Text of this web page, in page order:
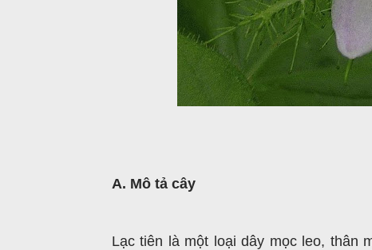
A. Mô tả cây
Lạc tiên là một loại dây mọc leo, thân